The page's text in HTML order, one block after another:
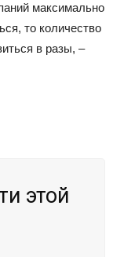
максимально
то количество
в разы, –
этой